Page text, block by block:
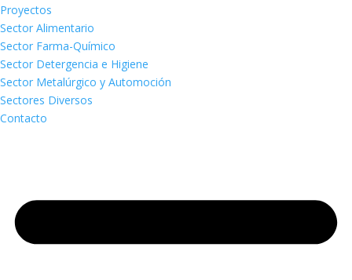
Proyectos
Sector Alimentario
Sector Farma-Químico
Sector Detergencia e Higiene
Sector Metalúrgico y Automoción
Sectores Diversos
Contacto